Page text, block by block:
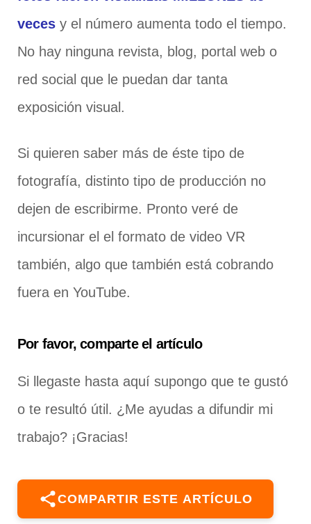
veces y el número aumenta todo el tiempo.
No hay ninguna revista, blog, portal web o
red social que le puedan dar tanta
exposición visual.
Si quieren saber más de éste tipo de
fotografía, distinto tipo de producción no
dejen de escribirme. Pronto veré de
incursionar el el formato de video VR
también, algo que también está cobrando
fuera en YouTube.
Por favor, comparte el artículo
Si llegaste hasta aquí supongo que te gustó
o te resultó útil. ¿Me ayudas a difundir mi
trabajo? ¡Gracias!
COMPARTIR ESTE ARTÍCULO